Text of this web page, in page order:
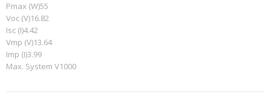
Pmax (W)55
Voc (V)16.82
Isc (I)4.42
Vmp (V)13.64
Imp (I)3.99
Max. System V1000